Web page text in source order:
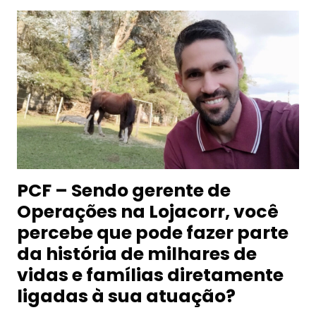
PCF – Sendo gerente de
Operações na Lojacorr, você
percebe que pode fazer parte
da história de milhares de
vidas e famílias diretamente
ligadas à sua atuação?